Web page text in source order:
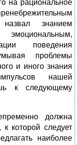
на рациональное
знанием
эмоциональным,
поведения
проблемы
и иного знания
нашей
к следующему
должна
которой следует
наиболее